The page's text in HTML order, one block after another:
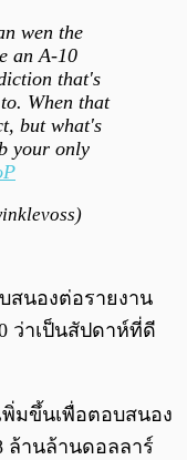
wen the
an A-10
that's
When that
but what's
your only
สนองต่อรายงาน
ว่าเป็นสัปดาห์ที่ดี
มขึ้นเพื่อตอบสนอง
ล้านล้านดอลลาร์